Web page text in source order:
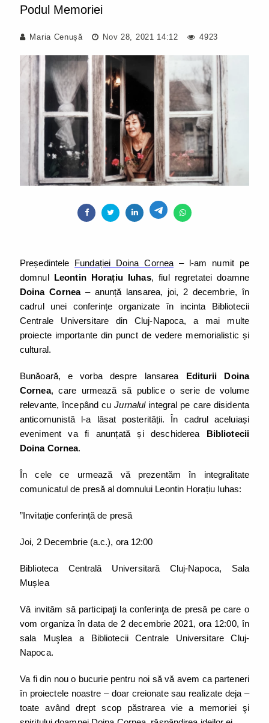
Podul Memoriei
Maria Cenușă Nov 28, 2021 14:12 4923
Președintele Fundației Doina Cornea – l-am numit pe
domnul Leontin Horațiu Iuhas, fiul regretatei doamne
Doina Cornea– anunță lansarea, joi, 2 decembrie, în
cadrul unei conferințe organizate în incinta Bibliotecii
Centrale Universitare din Cluj-Napoca, a mai multe
proiecte importante din punct de vedere memorialistic și
cultural.
Bunăoară, e vorba despre lansarea Editurii Doina
Cornea, care urmează să publice o serie de volume
relevante, începând cuJurnalul integral pe care disidenta
anticomunistă l-a lăsat posterității. În cadrul aceluiași
eveniment va fi anunțată și deschiderea Bibliotecii
Doina Cornea.
În cele ce urmează vă prezentăm în integralitate
comunicatul de presă al domnului Leontin Horațiu Iuhas:
”Invitație conferință de presă
Joi, 2 Decembrie (a.c.), ora 12:00
Biblioteca Centrală Universitară Cluj-Napoca, Sala
Mușlea
Vă invităm să participaţi la conferinţa de presă pe care o
vom organiza în data de 2 decembrie 2021, ora 12:00, în
sala Muşlea a Bibliotecii Centrale Universitare Cluj-
Napoca.
Va fi din nou o bucurie pentru noi să vă avem ca parteneri
în proiectele noastre – doar creionate sau realizate deja –
toate având drept scop păstrarea vie a memoriei şi